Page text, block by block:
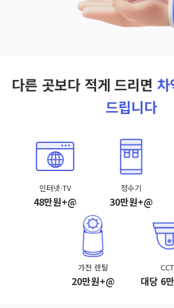
다른 곳보다 적게 드리면
드립니다
인터넷·TV
48만원+@
정수기
30만원+@
가전 렌탈
20만원+@ 대당 6